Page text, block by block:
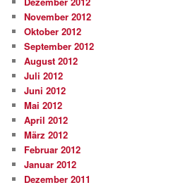
November 2012
Oktober 2012
September 2012
August 2012
Juli 2012
Juni 2012
Mai 2012
April 2012
März 2012
Februar 2012
Januar 2012
Dezember 2011